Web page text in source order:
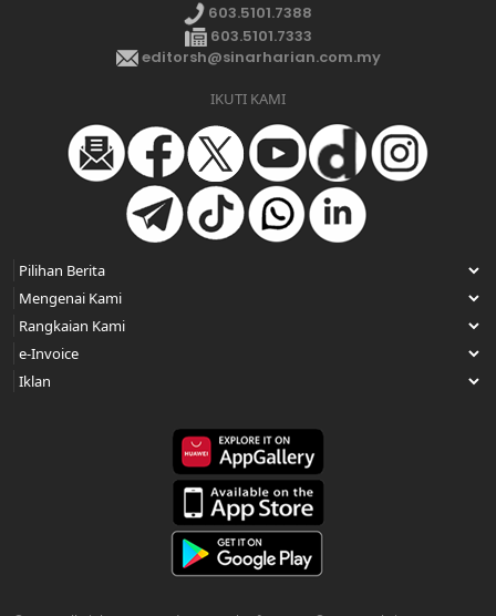
603.5101.7388
603.5101.7333
editorsh@sinarharian.com.my
IKUTI KAMI